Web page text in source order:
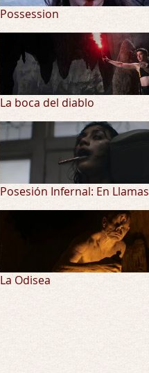
Possession
La boca del diablo
Posesión Infernal: En Llamas
La Odisea